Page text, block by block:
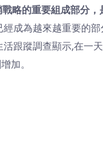
略的重要組成部分，
成為越來越重要的部
跟蹤調查顯示,在一
加。